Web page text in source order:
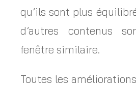
qu’ils sont plus
d’autres contenus
fenêtre similaire.
Toutes les